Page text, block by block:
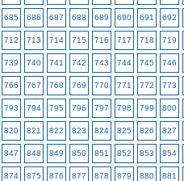
685 686 687 688 689 690 691 692
712 713 714 715 716 717 718 719
739 740 741 742 743 744 745 746
766 767 768 769 770 771 772 773
793 794 795 796 797 798 799 800
820 821 822 823 824 825 826 827
847 848 849 850 851 852 853 854
874 875 876 877 878 879 880 881